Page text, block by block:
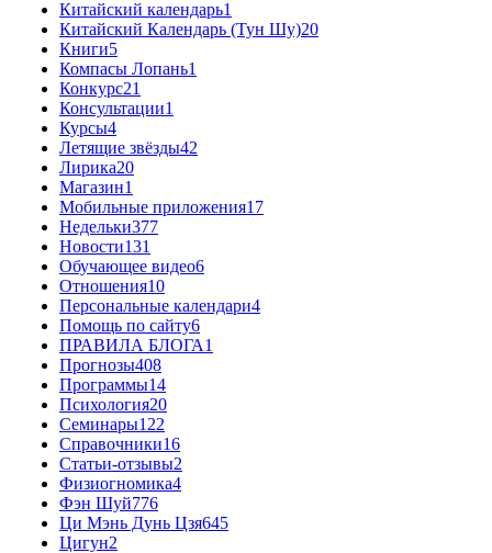
Китайский календарь1
Китайский Календарь (Тун Шу)20
Книги5
Компасы Лопань1
Конкурс21
Консультации1
Курсы4
Летящие звёзды42
Лирика20
Магазин1
Мобильные приложения17
Недельки377
Новости131
Обучающее видео6
Отношения10
Персональные календари4
Помощь по сайту6
ПРАВИЛА БЛОГА1
Прогнозы408
Программы14
Психология20
Семинары122
Справочники16
Статьи-отзывы2
Физиогномика4
Фэн Шуй776
Ци Мэнь Дунь Цзя645
Цигун2